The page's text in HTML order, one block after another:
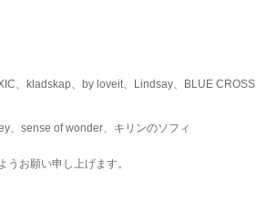
、kladskap、by loveit、Lindsay、BLUE CROSS
、sense of wonder、キリンのソフィ
お願い申し上げます。